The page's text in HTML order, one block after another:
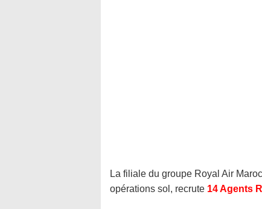
La filiale du groupe Royal Air
opérations sol, recrute 14 Agents